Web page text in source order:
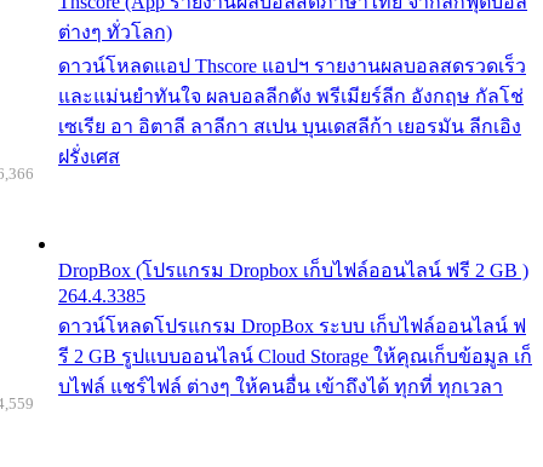
ต่างๆ ทั่วโลก)
ดาวน์โหลดแอป Thscore แอปฯ รายงานผลบอลสดรวดเร็ว
และแม่นยำทันใจ ผลบอลลีกดัง พรีเมียร์ลีก อังกฤษ กัลโช่
เซเรีย อา อิตาลี ลาลีกา สเปน บุนเดสลีก้า เยอรมัน ลีกเอิง
ฝรั่งเศส
DropBox (โปรแกรม Dropbox เก็บไฟล์ออนไลน์ ฟรี 2 GB )
264.4.3385
ดาวน์โหลดโปรแกรม DropBox ระบบ เก็บไฟล์ออนไลน์ ฟ
รี 2 GB รูปแบบออนไลน์ Cloud Storage ให้คุณเก็บข้อมูล เก็
บไฟล์ แชร์ไฟล์ ต่างๆ ให้คนอื่น เข้าถึงได้ ทุกที่ ทุกเวลา